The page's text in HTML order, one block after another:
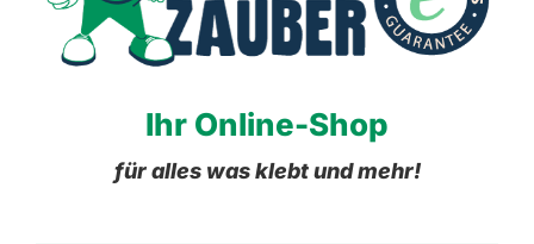
Ihr Online-Shop
für alles was klebt und mehr!